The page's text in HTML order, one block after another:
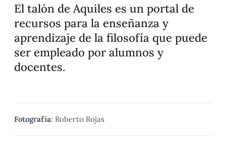
El talón de Aquiles es un portal de
recursos para la enseñanza y
aprendizaje de la filosofía que puede
ser empleado por alumnos y
docentes.
Fotografía: Roberto Rojas